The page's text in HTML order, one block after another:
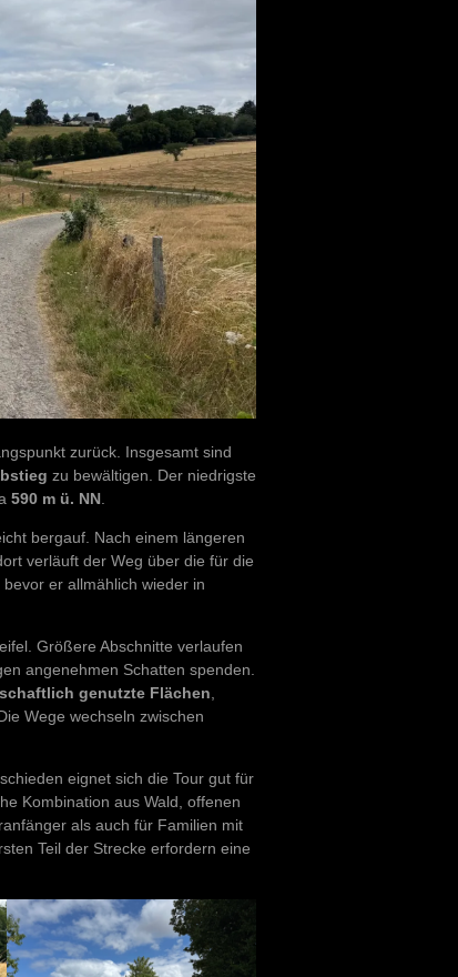
zurück. Insgesamt sind
zu bewältigen. Der niedrigste
590 m ü. NN.
bergauf. Nach einem längeren
verläuft der Weg über die für die
er allmählich wieder in
Größere Abschnitte verlaufen
angenehmen Schatten spenden.
genutzte Flächen,
Wege wechseln zwischen
eignet sich die Tour gut für
Kombination aus Wald, offenen
als auch für Familien mit
Teil der Strecke erfordern eine